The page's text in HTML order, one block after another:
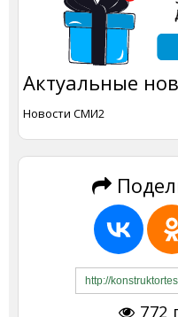
Актуальные
Новости СМИ2
772